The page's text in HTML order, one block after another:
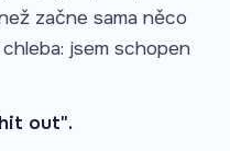
začne sama něco
jsem schopen
out".